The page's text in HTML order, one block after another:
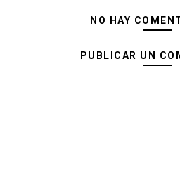
NO HAY
PUBLICAR UN